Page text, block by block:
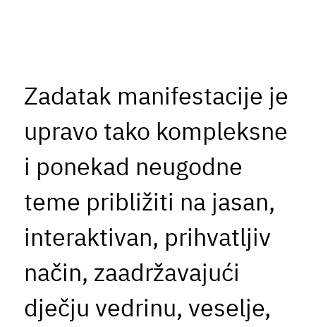
Zadatak manifestacije je
upravo tako kompleksne
i ponekad neugodne
teme približiti na jasan,
interaktivan, prihvatljiv
način, zaadržavajući
dječju vedrinu, veselje,